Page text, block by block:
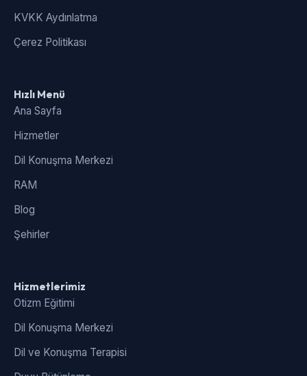
KVKK Aydınlatma
Çerez Politikası
Hızlı Menü
Ana Sayfa
Hizmetler
Dil Konuşma Merkezi
RAM
Blog
Şehirler
Hizmetlerimiz
Otizm Eğitimi
Dil Konuşma Merkezi
Dil ve Konuşma Terapisi